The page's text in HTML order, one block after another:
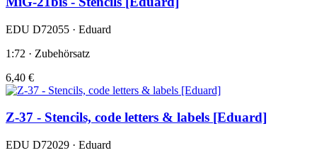
EDU D72055 · Eduard
1:72 · Zubehörsatz
6,40 €
Z-37 - Stencils, code letters & labels [Eduard]
EDU D72029 · Eduard